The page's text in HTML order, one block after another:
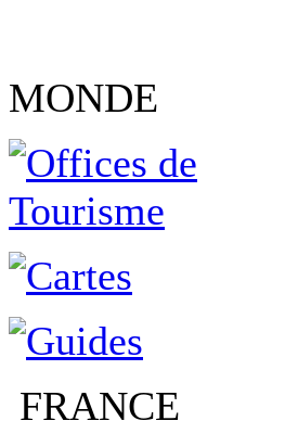
MONDE
FRANCE